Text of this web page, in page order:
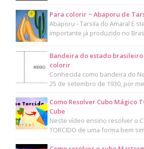
Para colorir ~ Abaporu de
Abaporu - Tarsila do Amaral E
importante já produzido no
Bandeira do estado
colorir
Conhecida como bandeira do
25 de setembro de 1930, por
Como Resolver Cubo Mágico
Cube
Neste vídeo ensino resolver o
TORCIDO de uma forma bem